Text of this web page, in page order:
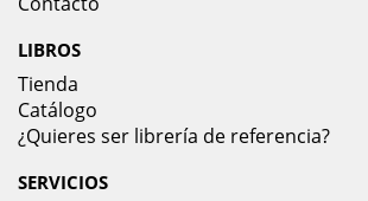
LIBROS
Tienda
Catálogo
¿Quieres ser librería de referencia?
SERVICIOS